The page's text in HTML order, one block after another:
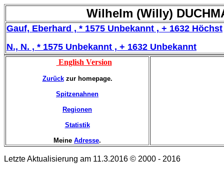
Wilhelm (Willy)
Gauf, Eberhard , * 1575 Unbekannt , + 1632 Höchst
N., N. , * 1575 Unbekannt , + 1632 Unbekannt
English Version
Zurückzur homepage.
Spitzenahnen
Regionen
Statistik
Meine Adresse.
Letzte Aktualisierung am 11.3.2016 © 2000 - 2016